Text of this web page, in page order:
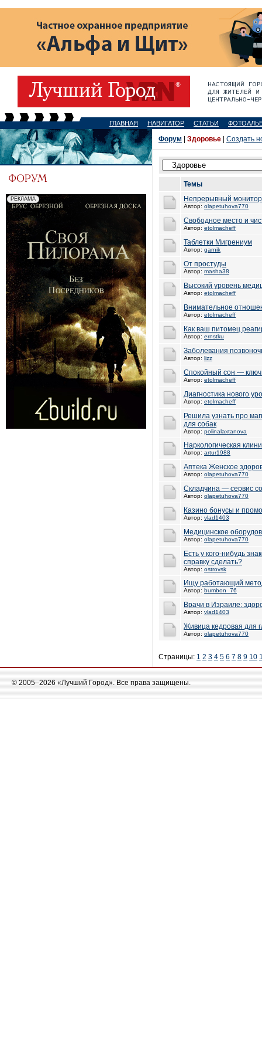
ГЛАВНАЯ НАВИГАТОР СТАТЬИ
Форум Здоровье Создать
Темы
Непрерывный
Автор: olapetuhova770
Свободное место и
Автор: etolmacheff
Таблетки Мигрениум
Автор: garnik
От простуды
Автор: masha38
Высокий уровень
Автор: etolmacheff
Внимательное
Автор: etolmacheff
Как ваш питомец
Автор: ernstku
Заболевания
Автор: lizz
Спокойный сон — ключ
Автор: etolmacheff
Диагностика нового
Автор: etolmacheff
Решила узнать про
для собак
Автор: polinalaxtanova
Наркологическая
Автор: artur1988
Аптека Женское
Автор: olapetuhova770
Складчина — сервис
Автор: olapetuhova770
Казино бонусы и
Автор: vlad1403
Медицинское
Автор: olapetuhova770
Есть у кого-нибудь
справку сделать?
Автор: ostrovsk
Ищу работающий
Автор: bumbon_76
Врачи в Израиле:
Автор: vlad1403
Живица кедровая для
Автор: olapetuhova770
Страницы: 1 2 3 4 5 6 7 8 9 10
© 2005–2026 «Лучший Город». Все права защищены.